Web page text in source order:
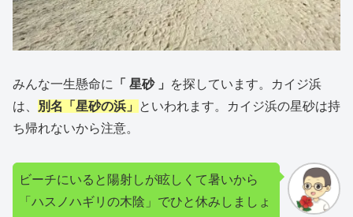
みんな一生懸命に 「 星砂 」
を探しています。カイジ浜
は、
別名「星砂の浜」
といわれます。カイジ浜の星砂は持
ち帰れないから注意。
ビーチにいると陽射しが眩しくて暑いから
「ハスノハギリの木陰」でひと休みしましょ